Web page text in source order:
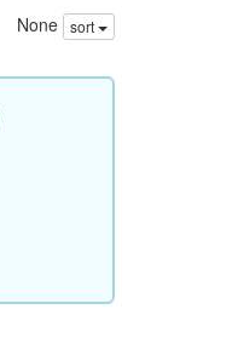
None sort